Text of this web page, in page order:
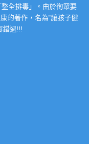
全排毒」。由於徇眾要
的著作，名為”讓孩子健
錯過!!!